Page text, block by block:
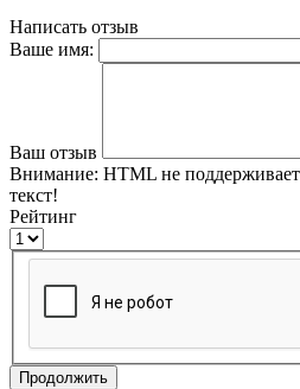
Написать отзыв
Ваше имя:
Ваш отзыв
Внимание: HTML не
текст!
Рейтинг
Продолжить